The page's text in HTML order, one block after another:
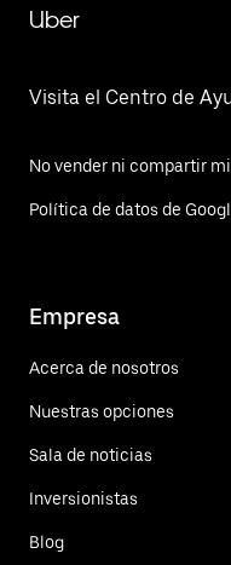
Uber
Visita el Centro de
No vender ni compartir
Política de datos de
Empresa
Acerca de nosotros
Nuestras opciones
Sala de noticias
Inversionistas
Blog